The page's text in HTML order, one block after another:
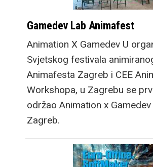
Gamedev Lab Animafest
Animation X Gamedev U
Svjetskog festivala
Animafesta Zagreb i CEE
Workshopa, u Zagrebu se
održao Animation x
Zagreb.